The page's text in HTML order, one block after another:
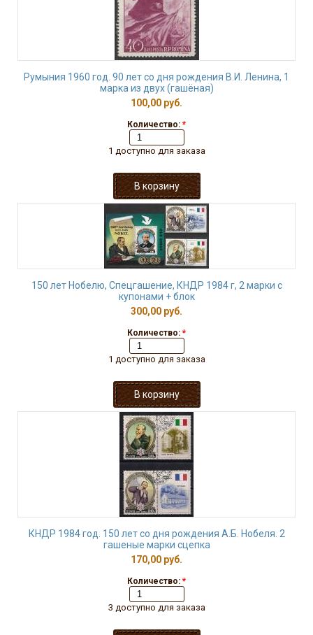
Румыния 1960 год. 90 лет со дня рождения В.И. Ленина, 1
марка из двух (гашёная)
100,00 руб.
Количество: *
1 доступно для заказа
150 лет Нобелю, Спецгашение, КНДР 1984 г, 2 марки с
купонами + блок
300,00 руб.
Количество: *
1 доступно для заказа
КНДР 1984 год. 150 лет со дня рождения А.Б. Нобеля. 2
гашеные марки сцепка
170,00 руб.
Количество: *
3 доступно для заказа